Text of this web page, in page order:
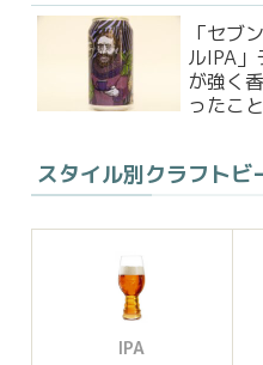
「セブ
ルIPA
が強く
ったこ
スタイル別クラフトビ
IPA